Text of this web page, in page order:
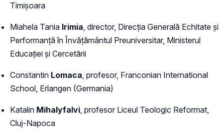
Timișoara
Miahela Tania Irimia, director, Direcția Generală Echitate și
Performanță în Învățământul Preuniversitar, Ministerul
Educației și Cercetării
Constantin Lomaca, profesor, Franconian International
School, Erlangen (Germania)
Katalin Mihalyfalvi, profesor Liceul Teologic Reformat,
Cluj-Napoca